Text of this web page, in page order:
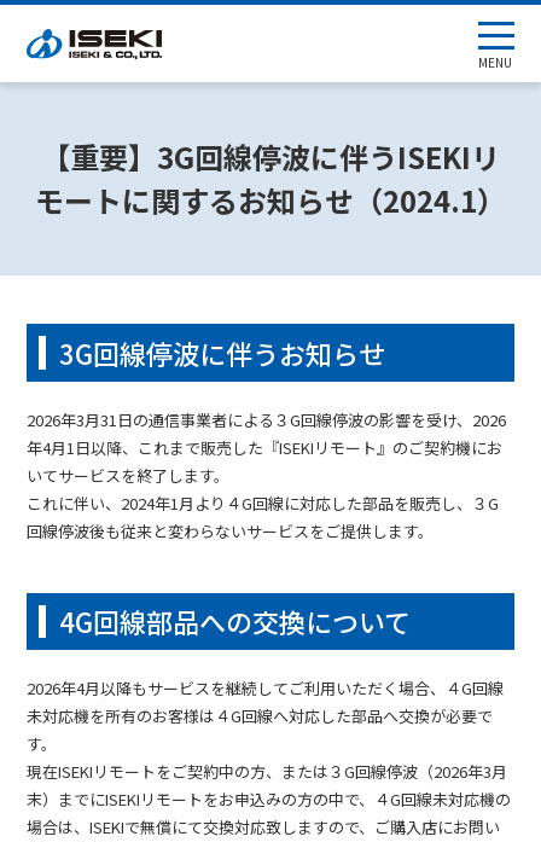
MENU
【重要】3G回線停波に伴うISEKIリ
モートに関するお知らせ（2024.1）
3G回線停波に伴うお知らせ
2026年3月31日の通信事業者による３G回線停波の影響を受け、2026
年4月1日以降、これまで販売した『ISEKIリモート』のご契約機にお
いてサービスを終了します。
これに伴い、2024年1月より４G回線に対応した部品を販売し、３G
回線停波後も従来と変わらないサービスをご提供します。
4G回線部品への交換について
2026年4月以降もサービスを継続してご利用いただく場合、４G回線
未対応機を所有のお客様は４G回線へ対応した部品へ交換が必要で
す。
現在ISEKIリモートをご契約中の方、または３G回線停波（2026年3月
末）までにISEKIリモートをお申込みの方の中で、４G回線未対応機の
場合は、ISEKIで無償にて交換対応致しますので、ご購入店にお問い